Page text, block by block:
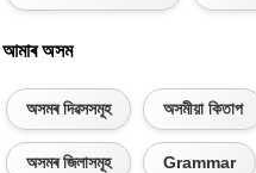
আমাৰ অসম
অসমৰ দিৱসসমূহ অসমীয়া কিতাপ
অসমৰ জিলাসমূহ Grammar